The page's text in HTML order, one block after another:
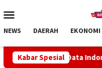
ke
Mobile
NEWS DAERAH EKONOMI
Kabar Spesial
Satu Data Indonesia